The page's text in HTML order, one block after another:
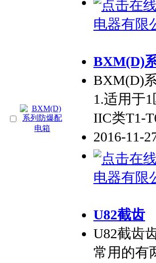
电器有限
BXM(D)
BXM(D)
1.适用于
IIC类T1-
2016-11-
电器有限
U82截齿
U82截齿
常用的有